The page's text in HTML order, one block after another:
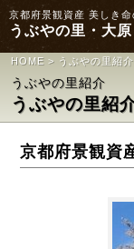
京都府景観資産 美しき命
うぶやの里・大原
HOME > うぶやの里紹介
うぶやの里紹介
うぶやの里紹
京都府景観資